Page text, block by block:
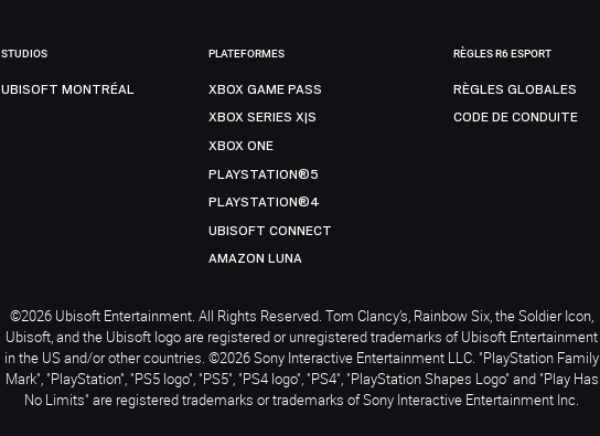
STUDIOS
UBISOFT MONTRÉAL
PLATEFORMES
XBOX GAME PASS
XBOX SERIES X|S
XBOX ONE
PLAYSTATION®5
PLAYSTATION®4
UBISOFT CONNECT
AMAZON LUNA
RÈGLES R6 ESPORT
RÈGLES GLOBALES
CODE DE CONDUITE
©2026 Ubisoft Entertainment. All Rights Reserved. Tom Clancy’s, Rainbow Six, the Soldier Icon,
Ubisoft, and the Ubisoft logo are registered or unregistered trademarks of Ubisoft Entertainment
in the US and/or other countries. ©2026 Sony Interactive Entertainment LLC. "PlayStation Family
Mark", "PlayStation", "PS5 logo", "PS5", "PS4 logo", "PS4", "PlayStation Shapes Logo" and "Play Has
No Limits" are registered trademarks or trademarks of Sony Interactive Entertainment Inc.